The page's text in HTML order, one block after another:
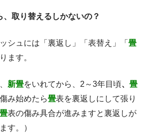
、取り替えるしかないの？
シュには「裏返し」「表替え」「 畳
ます。
新畳をいれてから、2～3年目頃、 畳
み始めたら畳表を裏返しにして張り
畳表の傷み具合が進みますと裏返しが
す。）